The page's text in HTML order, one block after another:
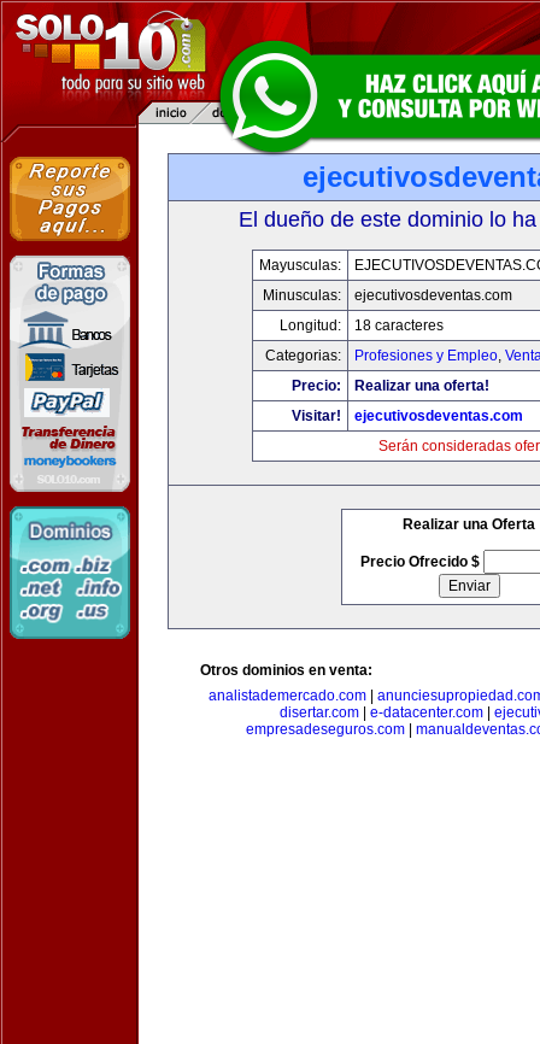
El dueño de este dominio lo
Mayusculas:
Minusculas:
ejecutivosdeventas.com
Longitud:
18 caracteres
Categorias:
Profesiones y Empleo,
Precio:
Realizar una oferta!
Visitar!
ejecutivosdeventas.com
Serán consideradas
Realizar una Oferta
Precio Ofrecido $
Otros dominios en venta:
analistademercado.com
disertar.com| e-datacenter.com|
empresadeseguros.com